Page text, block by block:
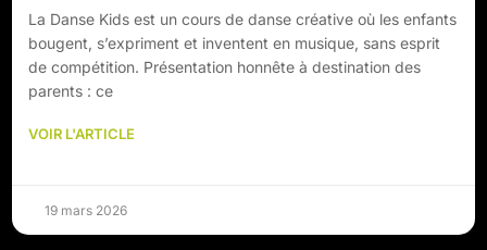
La Danse Kids est un cours de danse créative où les enfants
bougent, s’expriment et inventent en musique, sans esprit
de compétition. Présentation honnête à destination des
parents : ce
VOIR L'ARTICLE
19 mars 2026